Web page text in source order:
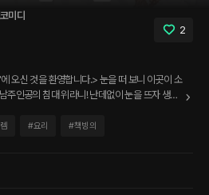
미디
2
영합니다.> 눈을 떠 보니 이곳이 소
주인공의 침대 위라니! 난데없이 눈을 뜨자 생겨
#요리 #책빙의